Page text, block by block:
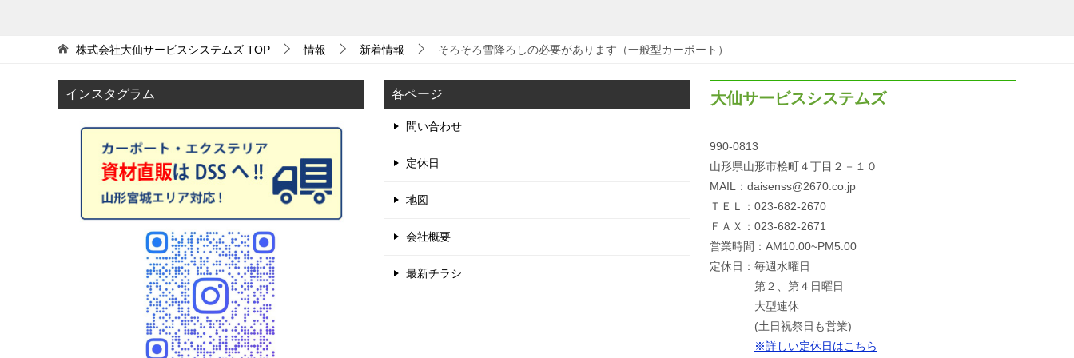
ナ
ゲ
ー
シ
株式会社大仙サービスシステムズ TOP 情報 新着情報 そろそろ雪降ろしの必要があります（一般型カーポート）
インスタグラム 各ページ
問い合わせ
定休日
地図
会社概要
最新チラシ
大仙サービスシステムズ
990-0813
山形県山形市桧町４丁目２－１０
MAIL：daisenss@2670.co.jp
ＴＥＬ：023-682-2670
ＦＡＸ：023-682-2671
営業時間：AM10:00~PM5:00
定休日：毎週水曜日
第２、第４日曜日
大型連休
(土日祝祭日も営業)
※詳しい定休日はこちら